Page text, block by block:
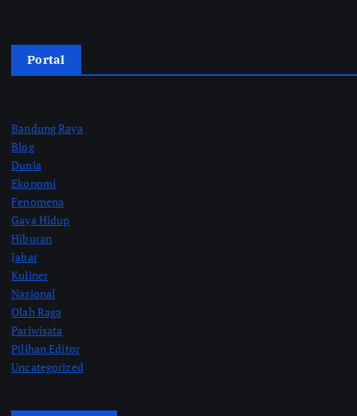
Portal
Bandung Raya
Blog
Dunia
Ekonomi
Fenomena
Gaya Hidup
Hiburan
Jabar
Kuliner
Nasional
Olah Raga
Pariwisata
Pilihan Editor
Uncategorized